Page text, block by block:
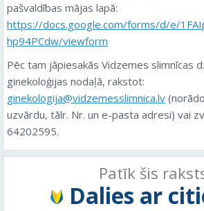
pašvaldības mājas lapā:
https://docs.google.com/forms/d/e/
hp94PCdw/viewform
Pēc tam jāpiesakās Vidzemes slimnīcas
ginekoloģijas nodaļā, rakstot:
ginekologija@vidzemesslimnica.lv
uzvārdu, tālr. Nr. un e-pasta adresi) vai
64202595.
Patīk šis
Dalies ar